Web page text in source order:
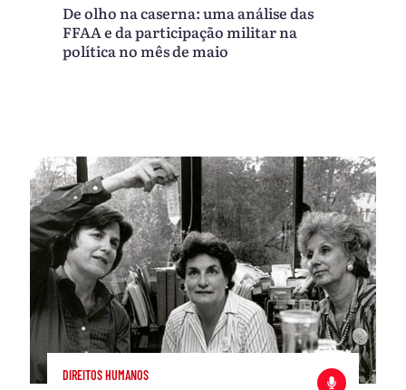
De olho na caserna: uma análise das
FFAA e da participação militar na
política no mês de maio
DIREITOS HUMANOS